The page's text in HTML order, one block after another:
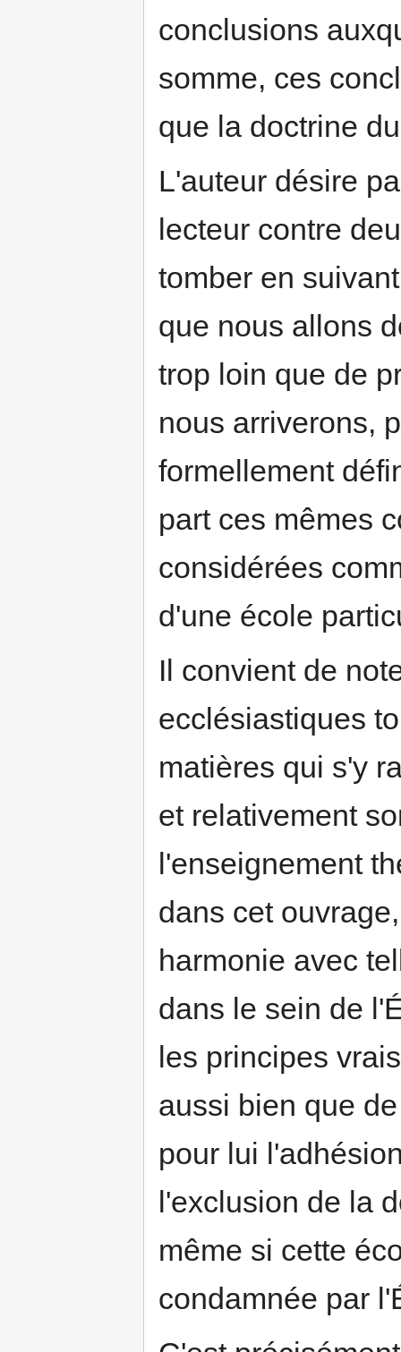
conclusions
somme, ces
que la doctrine
L'auteur désire
lecteur contre
tomber en
que nous allons
trop loin que de
nous arriverons,
formellement
part ces mêmes
considérées
d'une école
Il convient de
ecclésiastiques
matières qui s'y
et relativement
l'enseignement
dans cet
harmonie avec
dans le sein de
les principes
aussi bien que
pour lui
l'exclusion de la
même si cette
condamnée par